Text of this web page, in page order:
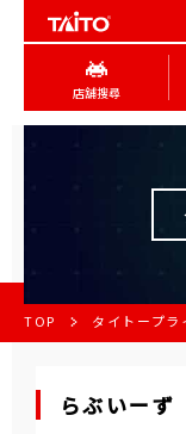
店舖搜尋
TOP タイトープラ
らぶいー